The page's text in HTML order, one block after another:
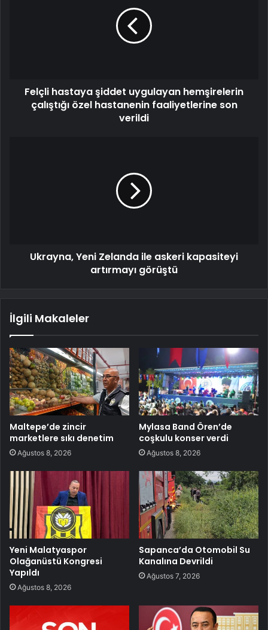
Felçli hastaya şiddet uygulayan hemşirelerin
çalıştığı özel hastanenin faaliyetlerine son
verildi
Ukrayna, Yeni Zelanda ile askeri kapasiteyi
artırmayı görüştü
İlgili Makaleler
Maltepe’de zincir
marketlere sıkı denetim
Ağustos 8, 2026
Mylasa Band Ören’de
coşkulu konser verdi
Ağustos 8, 2026
Yeni Malatyaspor
Olağanüstü Kongresi
Yapıldı
Ağustos 8, 2026
Sapanca’da Otomobil Su
Kanalına Devrildi
Ağustos 7, 2026